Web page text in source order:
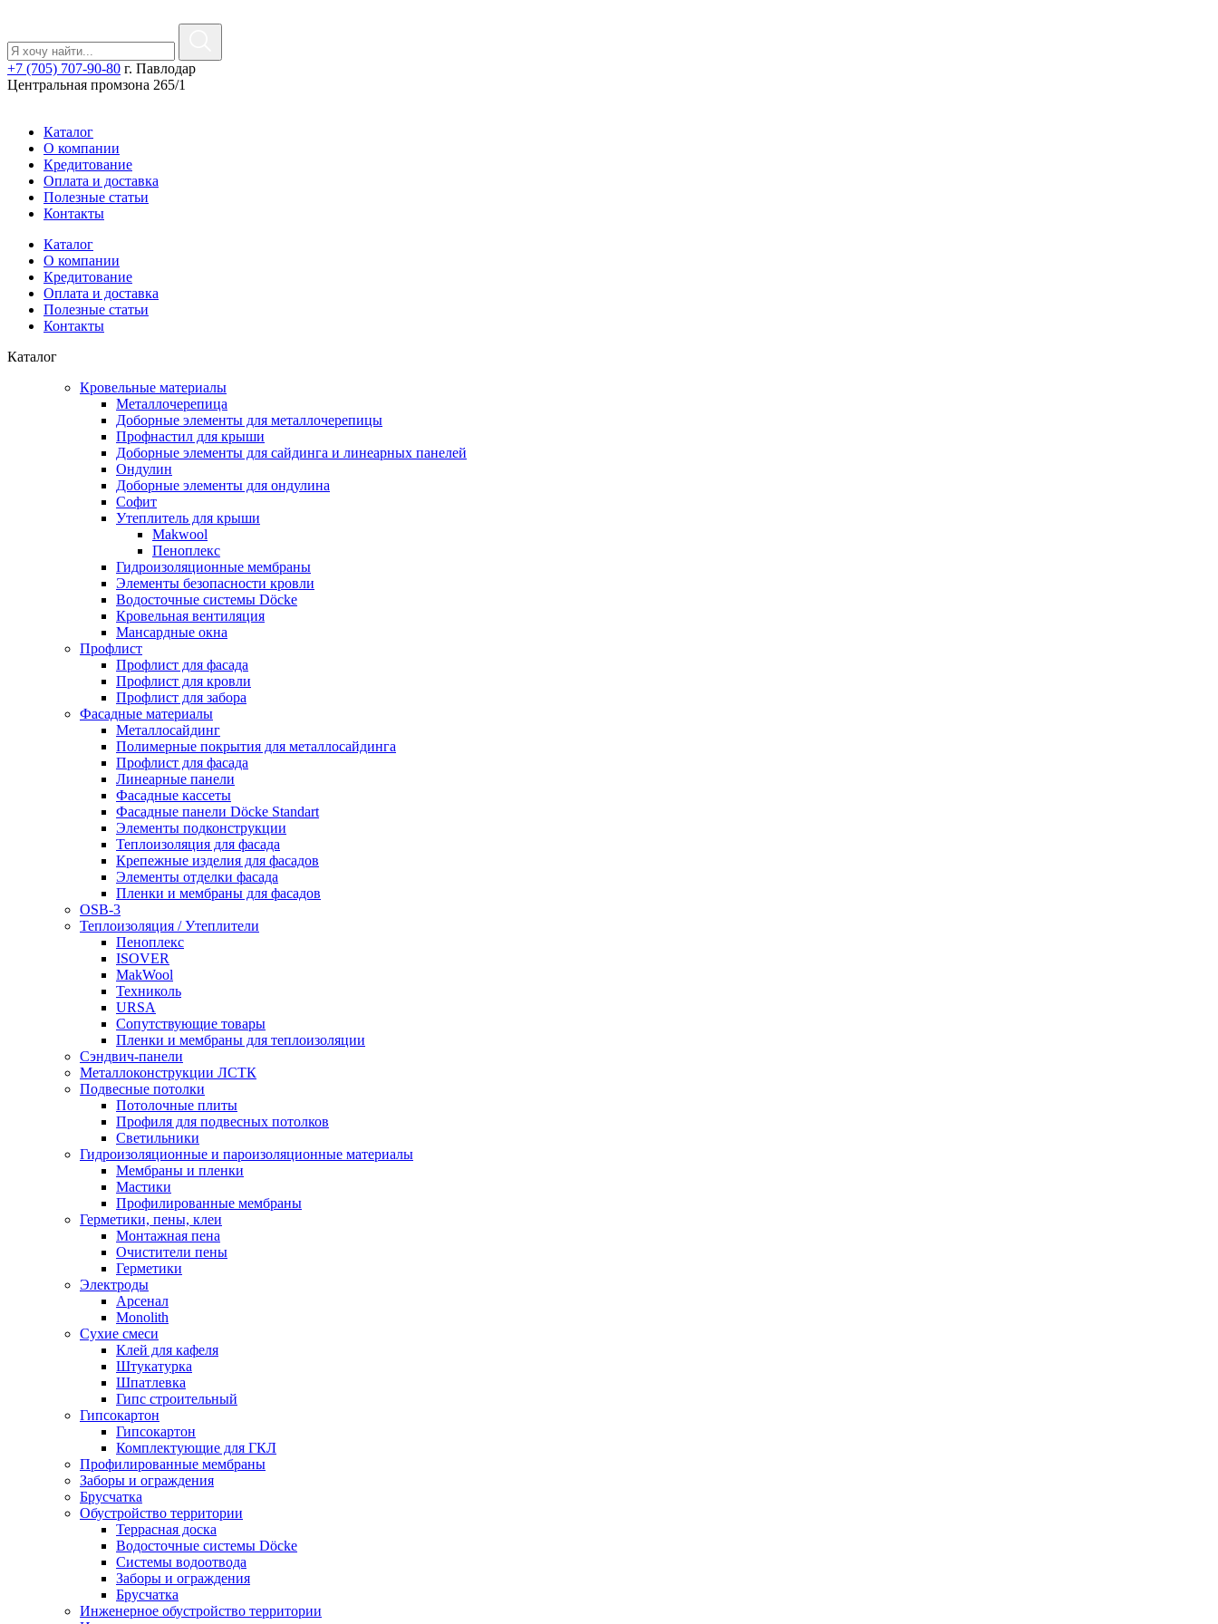
+7 (705) 707-90-80 г. Павлодар
Центральная промзона 265/1
Каталог
О компании
Кредитование
Оплата и доставка
Полезные статьи
Контакты
Каталог
О компании
Кредитование
Оплата и доставка
Полезные статьи
Контакты
Каталог
Кровельные материалы
Металлочерепица
Доборные элементы для металлочерепицы
Профнастил для крыши
Доборные элементы для сайдинга и линеарных панелей
Ондулин
Доборные элементы для ондулина
Софит
Утеплитель для крыши
Makwool
Пеноплекс
Гидроизоляционные мембраны
Элементы безопасности кровли
Водосточные системы Döcke
Кровельная вентиляция
Мансардные окна
Профлист
Профлист для фасада
Профлист для кровли
Профлист для забора
Фасадные материалы
Металлосайдинг
Полимерные покрытия для металлосайдинга
Профлист для фасада
Линеарные панели
Фасадные кассеты
Фасадные панели Döcke Standart
Элементы подконструкции
Теплоизоляция для фасада
Крепежные изделия для фасадов
Элементы отделки фасада
Пленки и мембраны для фасадов
OSB-3
Теплоизоляция / Утеплители
Пеноплекс
ISOVER
MakWool
Техниколь
URSA
Сопутствующие товары
Пленки и мембраны для теплоизоляции
Сэндвич-панели
Металлоконструкции ЛСТК
Подвесные потолки
Потолочные плиты
Профиля для подвесных потолков
Светильники
Гидроизоляционные и пароизоляционные материалы
Мембраны и пленки
Мастики
Профилированные мембраны
Герметики, пены, клеи
Монтажная пена
Очистители пены
Герметики
Электроды
Арсенал
Monolith
Сухие смеси
Клей для кафеля
Штукатурка
Шпатлевка
Гипс строительный
Гипсокартон
Гипсокартон
Комплектующие для ГКЛ
Профилированные мембраны
Заборы и ограждения
Брусчатка
Обустройство территории
Террасная доска
Водосточные системы Döcke
Системы водоотвода
Заборы и ограждения
Брусчатка
Инженерное обустройство территории